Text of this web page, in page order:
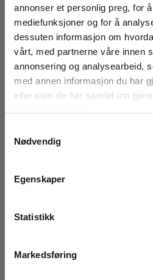
annonser et personlig preg, for
mediefunksjoner og for å
dessuten informasjon om
vårt, med partnerne våre innen
annonsering og analysearbeid,
med annen informasjon du har
eller som de har samlet inn
Nødvendig
Egenskaper
Statistikk
Markedsføring
Sikkerhetskategori
IEC 61010-1 målekategori:
CAT III 1000 V,CAT IV 600 V
Batteri:
EAN 5706445410446
På sentrallager